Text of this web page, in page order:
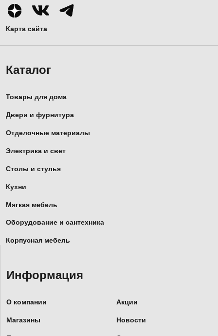
Карта сайта
Каталог
Товары для дома
Двери и фурнитура
Отделочные материалы
Электрика и свет
Столы и стулья
Кухни
Мягкая мебель
Оборудование и сантехника
Корпусная мебель
Информация
О компании Акции
Магазины Новости